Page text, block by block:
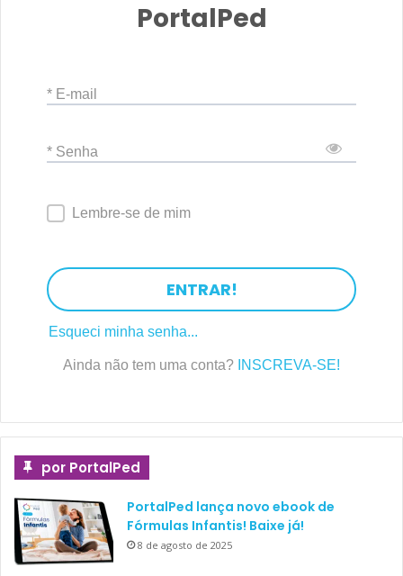
PortalPed
* E-mail
* Senha
Lembre-se de mim
ENTRAR!
Esqueci minha senha...
Ainda não tem uma conta? INSCREVA-SE!
por PortalPed
PortalPed lança novo ebook de
Fórmulas Infantis! Baixe já!
8 de agosto de 2025